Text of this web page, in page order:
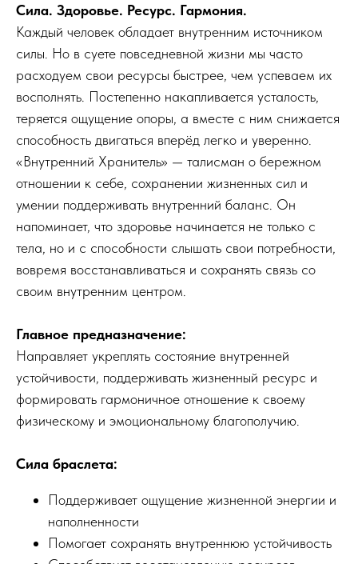
Сила. Здоровье. Ресурс. Гармония.
Каждый человек обладает внутренним источником
силы. Но в суете повседневной жизни мы часто
расходуем свои ресурсы быстрее, чем успеваем их
восполнять. Постепенно накапливается усталость,
теряется ощущение опоры, а вместе с ним снижается
способность двигаться вперёд легко и уверенно.
«Внутренний Хранитель» — талисман о бережном
отношении к себе, сохранении жизненных сил и
умении поддерживать внутренний баланс. Он
напоминает, что здоровье начинается не только с
тела, но и с способности слышать свои потребности,
вовремя восстанавливаться и сохранять связь со
своим внутренним центром.
Главное предназначение:
Направляет укреплять состояние внутренней
устойчивости, поддерживать жизненный ресурс и
формировать гармоничное отношение к своему
физическому и эмоциональному благополучию.
Сила браслета:
Поддерживает ощущение жизненной энергии и
наполненности
Помогает сохранять внутреннюю устойчивость